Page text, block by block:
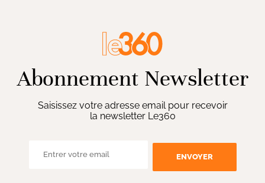
Abonnement Newsletter
Saisissez votre adresse email pour recevoir
la newsletter Le360
ENVOYER